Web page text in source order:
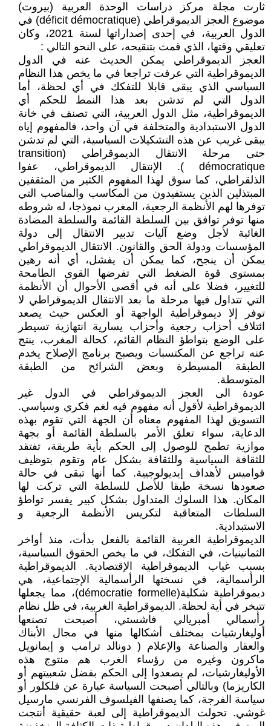
ثارت مجلة مركز دراسات الوحدة العربية (بيروت)
موضوع العجز الديموقراطي (déficit démocratique) في
الدول العربية، في إحدى إصداراتها لسنة 2021، وكان
تعليقي وقتها، الذي قمت بتنقيحه، على النحو التالي :
العجز الديموقراطي يمكن الحديث عنه في الدول
الديموقراطية التي عرفت تراجعا في ما يخص هذا النظام
السياسي الذي يبقى قابلا للتفكك في أي لحظة، أما
الدول التي لم تدشن بعد هذا النمط للحكم أي
الديموقراطية، مثل الدول العربية، التي تصنف في خانة
الدول الاستبدادية والمتخلفة في آن واحد، فالمفهوم إياه
يبقى غريب عن هذه التشكيلات السياسية، التي لم تدشن
حتى مرحلة الانتقال الديموقراطي (transition
démocratique ). الإنتقال الديموقراطي، عفوا
الذلقراطي، كما سوق لهذا المفهوم الكثير من المثقفين
المبتذلين الذين يستفيدون من المكاسب والمناصب التي
توفرها لهم الأنظمة الرجعية، المغرب نموذجا، له شروطه
منها توفر توافق بين السلطة القائمة والسلطة المضادة
الغائبة لأجل وضع آليات تدبير الانتقال إلى دولة
المؤسسات ودولة الحق والقانون. الانتقال الديموقراطي
يمكن أن ينجح، كما يمكن أن يفشل، أي أنه رهين
بمستوى قوة الضغط التي تفرضها القوى الطامحة
للتغيير، فضلا على أنه في أقصى الأحوال أن الأنظمة
التي تتداول فيها مرحلة ما بعد الانتقال الديموقراطي لا
توفر إلا ديموقراطية الواجهة أو العكس حيث يصعد
ائتلاف أحزاب رجعية وأحزاب يسارية انتهازية تسيطر
على الوضع بتواطؤ النظام القائم، كحالة المغرب، ينتج
عنه تراجع عن المكتسبات ويصبح برنامج الإصلاح يخدم
الطبقة المسيطرة وبعض الشرائح من الطبقة
المتوسطة.
عودة الى العجز الديموقراطي في الدول غير
الديموقراطية لأقول أنه مفهوم فيه لغم فكري وسياسي.
التسويق لهذا المفهوم معناه أن الجهة التي تقوم بهذه
الدعاية، سواء تعلق الأمر بالسلطة القائمة أو بجهة
موازية تطمح للوصول إلى الحكم بأية طريقة، تفتقد
للثقافة السياسية وللثقافة بشكل عام وتقوم بتوظيف
قواميس لأهداف إيديولوجيية. كما أنها تبقى في حالة
صعودها نسخة طبقا للأصل للسلطة التي تركت لها
المكان. هذا السلوك المتداول بشكل كبير يفسر تواطؤ
السلطات المتعاقبة لتكريس الأنظمة الرجعية و
الاستبدادية.
الديموقراطية الغربية القائمة بالفعل بدأت، منذ أواخر
الثمانينيات، في التفكك، في ما يخص الحقوق السياسية،
بسبب غياب الديموقراطية الإقتصادية. الديموقراطية
الرأسمالية، في نسختها الرأسمالية الإجتماعية، هي
ديموقراطية شكلية(démocratie formelle)، مما يجعلها
تتبخر في أية لحظة. الديموقراطية الغربية، في ظل نظام
رأسمالي أمبريالي فاشستي، أصبحت تصنعها
أوليغارشيات بمختلف أشكالها منها في مجال الأبناك
والعقار والصناعة والإعلام ( دونالد ترامب و إيمانويل
ماكرون وغيره من رؤساء الغرب هم منتوج هذه
الأوليغارشيات، لم يصعدوا إلى الحكم بفضل شعبيتهم أو
الكاريزما) وبالتالي أصبحت السياسة عبارة عن فلكلور أو
سياسة الفرجة، كما يصنفها الفيلسوف الفرنسي مارسيل
غوشي. تحولت الديموقراطية إلى لعبة حقيقية أنتجت